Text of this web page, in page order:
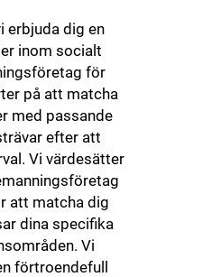
erbjuda dig en
inom socialt
för
på att matcha
med passande
efter att
Vi värdesätter
att matcha dig
dina specifika
Vi
förtroendefull